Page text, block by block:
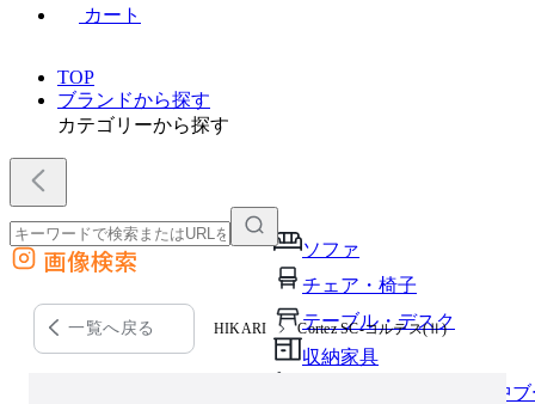
カート
TOP
ブランドから探す
カテゴリーから探す
ソファ
チェア・椅子
テーブル・デスク
収納家具
パーソナルブース・集中
外部サイトの商品をカートに追加
他のサイトで見つけた商品ページのURLを貼り付けて、カートに追加できます
画像検索
一覧へ戻る HIKARI Cortez SC-コルテス(Ⅱ)